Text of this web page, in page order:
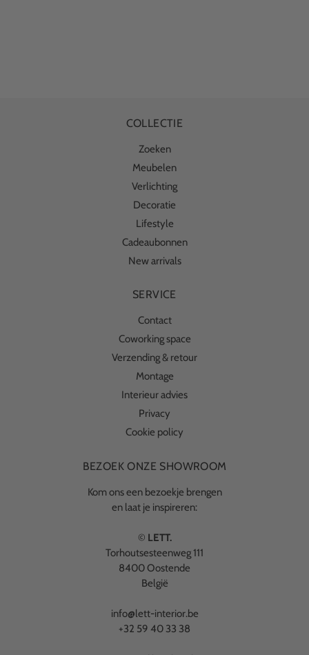
COLLECTIE
Zoeken
Meubelen
Verlichting
Decoratie
Lifestyle
Cadeaubonnen
New arrivals
SERVICE
Contact
Coworking space
Verzending & retour
Montage
Interieur advies
Privacy
Cookie policy
BEZOEK ONZE SHOWROOM
Kom ons een bezoekje brengen
en laat je inspireren:
© LETT.
Torhoutsesteenweg 111
8400 Oostende
België
info@lett-interior.be
+32 59 40 33 38